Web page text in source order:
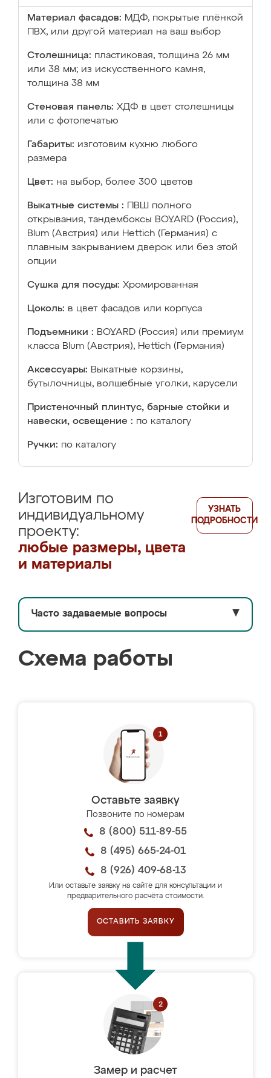
Материал фасадов: МДФ, покрытые плёнкой
ПВХ, или другой материал на ваш выбор
Столешница: пластиковая, толщина 26 мм
или 38 мм; из искусственного камня,
толщина 38 мм
Стеновая панель: ХДФ в цвет столешницы
или с фотопечатью
Габариты: изготовим кухню любого
размера
Цвет: на выбор, более 300 цветов
Выкатные системы :
ПВШ полного
открывания, тандембоксы BOYARD (Россия),
Blum (Австрия) или Hettich (Германия) с
плавным закрыванием дверок или без этой
опции
Сушка для посуды: Хромированная
Цоколь: в цвет фасадов или корпуса
Подъемники : BOYARD (Россия) или премиум
класса Blum (Австрия), Hettich (Германия)
Аксессуары: Выкатные корзины,
бутылочницы, волшебные уголки, карусели
Пристеночный плинтус, барные стойки и
навески, освещение : по каталогу
Ручки: по каталогу
Изготовим по
индивидуальному
проекту:
любые размеры, цвета
и материалы
УЗНАТЬ
ПОДРОБНОСТИ
Часто задаваемые вопросы ▼
Схема работы
Оставьте заявку
Позвоните по номерам
8 (800) 511-89-55
8 (495) 665-24-01
8 (926) 409-68-13
Или оставьте заявку на сайте для консультации и
предварительного расчёта стоимости.
ОСТАВИТЬ ЗАЯВКУ
Замер и расчет